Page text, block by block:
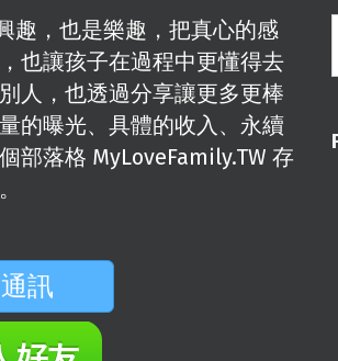
趣，也是樂趣，把真心的感
也讓孩子在過程中更懂得去
人，也透過分享讓更多更棒
的曝光、具體的收入、永續
部落格 MyLoveFamily.TW 存
通訊